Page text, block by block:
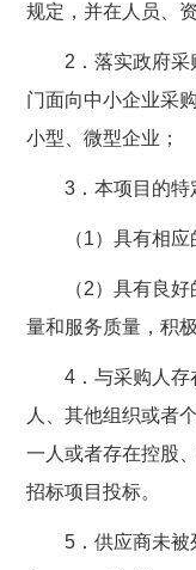
规定，并在人员、
2．落实政府
门面向中小企业采
小型、微型企业；
3．本项目的特
（1）具有相
（2）具有良
量和服务质量，积
4．与采购人存
人、其他组织或者
一人或者存在控股
招标项目投标。
5．供应商未被